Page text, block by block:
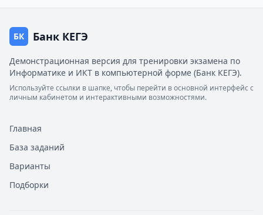
БК Банк КЕГЭ
Демонстрационная версия для тренировки экзамена по
Информатике и ИКТ в компьютерной форме (Банк КЕГЭ).
Используйте ссылки в шапке, чтобы перейти в основной интерфейс с
личным кабинетом и интерактивными возможностями.
Главная
База заданий
Варианты
Подборки